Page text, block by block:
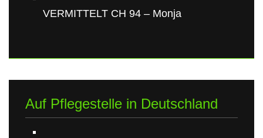
VERMITTELT CH 94 – Monja
Auf Pflegestelle in Deutschland